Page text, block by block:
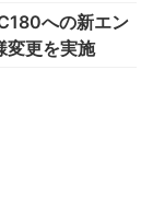
への新エン
変更を実施